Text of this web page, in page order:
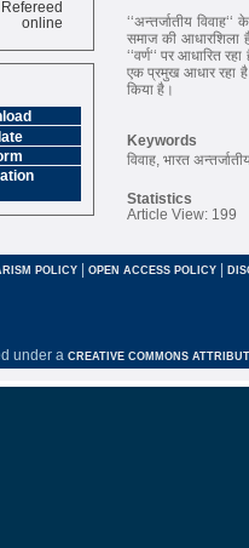
online
‘‘अन्तर्जातीय
समाज की आधारशिला
‘‘वर्ण‘‘ पर आधारित
एक प्रमुख आधार रहा
किया है।
Keywords
विवाह, भारत
Statistics
Article View: 199
POLICY | OPEN ACCESS POLICY |
under a CREATIVE COMMONS